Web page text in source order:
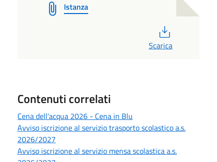
Istanza
Scarica
Contenuti correlati
Cena dell'acqua 2026 - Cena in Blu
Avviso iscrizione al servizio trasporto scolastico a.s.
2026/2027
Avviso iscrizione al servizio mensa scolastica a.s.